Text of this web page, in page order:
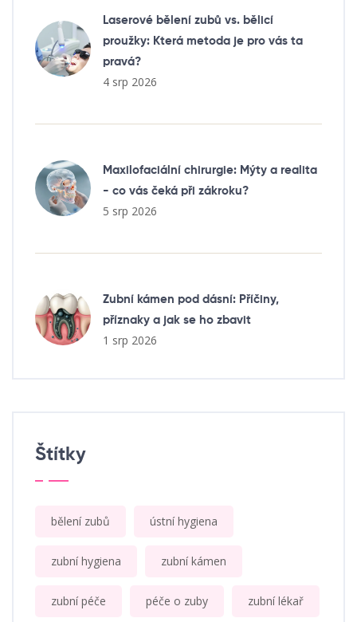
Laserové bělení zubů vs. bělicí
proužky: Která metoda je pro vás ta
pravá?
4 srp 2026
Maxilofaciální chirurgie: Mýty a realita
- co vás čeká při zákroku?
5 srp 2026
Zubní kámen pod dásní: Příčiny,
příznaky a jak se ho zbavit
1 srp 2026
Štítky
bělení zubů ústní hygiena
zubní hygiena zubní kámen
zubní péče péče o zuby zubní lékař